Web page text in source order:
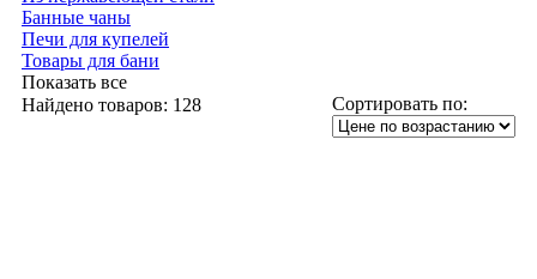
Банные чаны
Печи для купелей
Товары для бани
Показать все
Найдено товаров: 128 Сортировать по: